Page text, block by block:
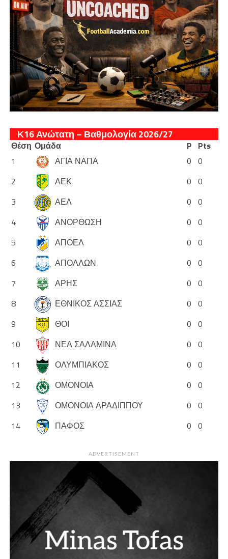
Κ16 Ανώτατη – Βαθμολογία 2026/27
Θέση Ομάδα P Pts
1
ΑΓΙΑ ΝΑΠΑ 0 0
2
ΑΕΚ 0 0
3
ΑΕΛ 0 0
4
ΑΝΟΡΘΩΣΗ 0 0
5
ΑΠΟΕΛ 0 0
6
ΑΠΟΛΛΩΝ 0 0
7
ΑΡΗΣ 0 0
8
ΕΘΝΙΚΟΣ ΑΣΣΙΑΣ 0 0
9
ΘΟΙ 0 0
10
ΝΕΑ ΣΑΛΑΜΙΝΑ 0 0
11
ΟΛΥΜΠΙΑΚΟΣ 0 0
12
ΟΜΟΝΟΙΑ 0 0
13
ΟΜΟΝΟΙΑ ΑΡΑΔΙΠΠΟΥ 0 0
14
ΠΑΦΟΣ 0 0
ADVERTISEMENT